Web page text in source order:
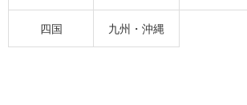
四国 九州・沖縄